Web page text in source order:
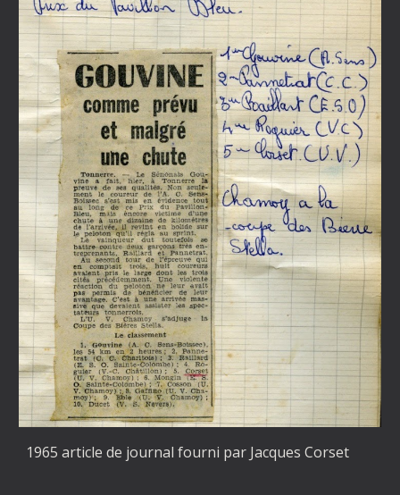
1965 article de journal fourni par Jacques Corset